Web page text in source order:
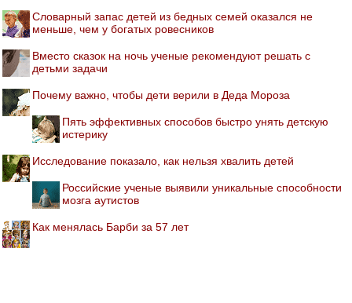
Словарный запас детей из бедных семей оказался не
меньше, чем у богатых ровесников
Вместо сказок на ночь ученые рекомендуют решать с
детьми задачи
Почему важно, чтобы дети верили в Деда Мороза
Пять эффективных способов быстро унять детскую
истерику
Исследование показало, как нельзя хвалить детей
Российские ученые выявили уникальные способности
мозга аутистов
Как менялась Барби за 57 лет